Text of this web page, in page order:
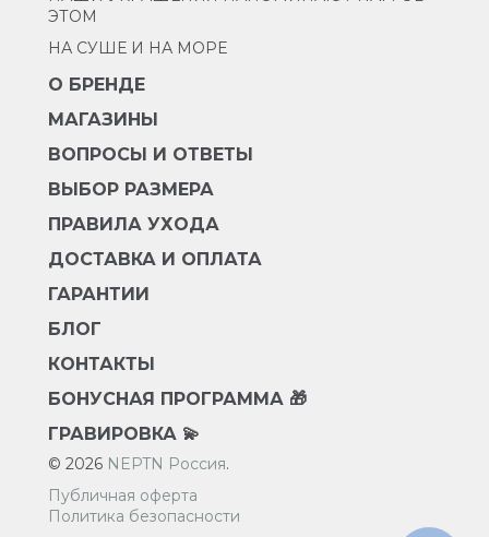
ЭТОМ
НА СУШЕ И НА МОРЕ
О БРЕНДЕ
МАГАЗИНЫ
ВОПРОСЫ И ОТВЕТЫ
ВЫБОР РАЗМЕРА
ПРАВИЛА УХОДА
ДОСТАВКА И ОПЛАТА
ГАРАНТИИ
БЛОГ
КОНТАКТЫ
БОНУСНАЯ ПРОГРАММА 🎁
ГРАВИРОВКА 💫
© 2026 NEPTN Россия.
Публичная оферта
Политика безопасности